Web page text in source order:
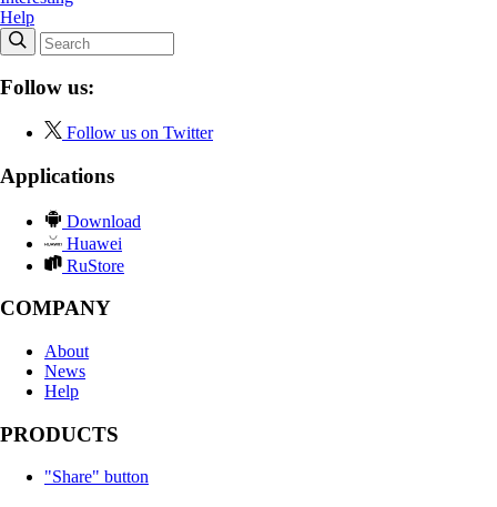
Help
Follow us:
Follow us on Twitter
Applications
Download
Huawei
RuStore
COMPANY
About
News
Help
PRODUCTS
"Share" button